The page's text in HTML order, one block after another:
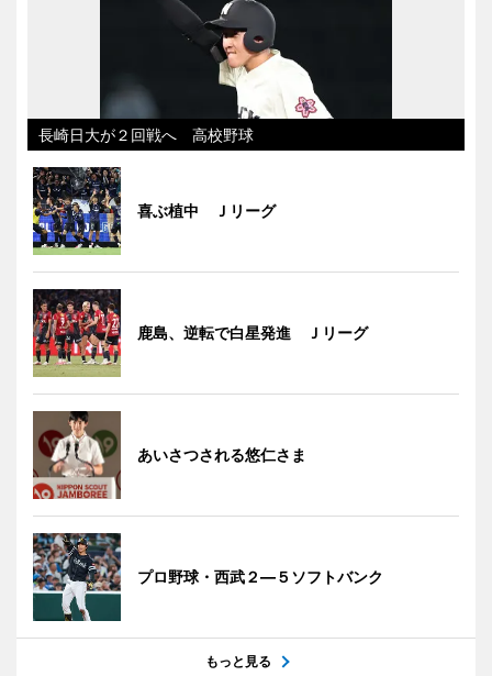
長崎日大が２回戦へ 高校野球
喜ぶ植中 Ｊリーグ
鹿島、逆転で白星発進 Ｊリーグ
あいさつされる悠仁さま
プロ野球・西武２―５ソフトバンク
もっと見る